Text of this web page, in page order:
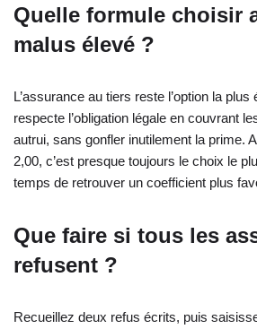
Quelle formule choisir
malus élevé ?
L’assurance au tiers reste l’option la
respecte l’obligation légale en couvrant
autrui, sans gonfler inutilement la prime.
2,00, c’est presque toujours le choix le
temps de retrouver un coefficient plus
Que faire si tous les
refusent ?
Recueillez deux refus écrits, puis